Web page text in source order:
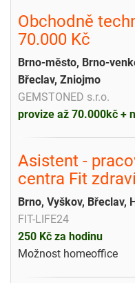
Obchodně
70.000 Kč
Brno-město, Brno-
Břeclav, Zniojmo
GEMSTONED s.r.o.
provize až 70.000kč +
Asistent -
centra Fit
Brno, Vyškov, Břeclav,
FIT-LIFE24
250 Kč za hodinu
Možnost homeoffice